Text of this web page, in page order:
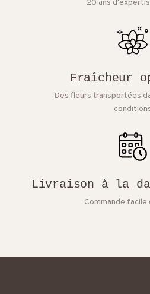
20 ans
Fraîcheur
Des fleurs transportées
Livraison à la
Commande facile